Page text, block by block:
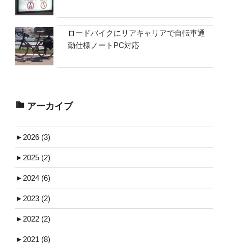
ロードバイクにリアキャリアで自転車通
勤仕様ノートPC対応
アーカイブ
► 2026 (3)
► 2025 (2)
► 2024 (6)
► 2023 (2)
► 2022 (2)
► 2021 (8)